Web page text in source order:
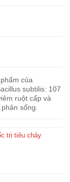
của
subtilis: 107
ruột cấp và
sống.
trị tiêu chảy